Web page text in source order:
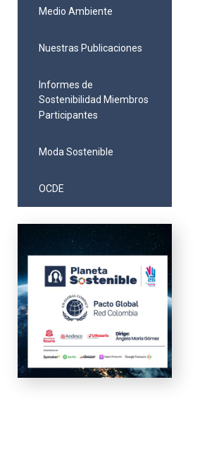
Medio Ambiente
Nuestras Publicaciones
Informes de
Sostenibilidad Miembros
Participantes
Moda Sostenible
OCDE